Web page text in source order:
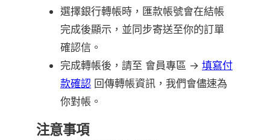
選擇銀行轉帳時，匯款帳號會在結帳
完成後顯示，並同步寄送至你的訂單
確認信。
完成轉帳後，請至 會員專區 → 填寫付
款確認 回傳轉帳資訊，我們會儘速為
你對帳。
注意事項